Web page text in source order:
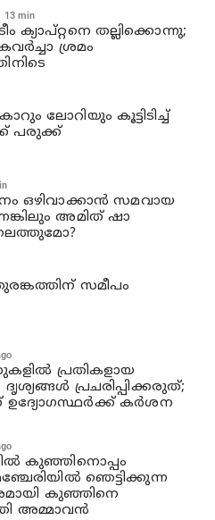
13 min
ക്യാപ്റ്റനെ തല്ലിക്കൊന്നു;
ശ്രമം
ലോറിയും കൂട്ടിടിച്ച്
പരുക്ക്
ഒഴിവാക്കാൻ സമവായ
അമിത് ഷാ
സമീപം
പ്രതികളായ
പ്രചരിപ്പിക്കരുത്;
കർശന
കുഞ്ഞിനൊപ്പം
ഞെട്ടിക്കുന്ന
കുഞ്ഞിനെ
അമ്മാവൻ